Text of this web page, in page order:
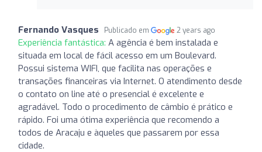
Fernando Vasques Publicado em 2 years ago
Experiência fantástica: A agência é bem instalada e
situada em local de fácil acesso em um Boulevard.
Possui sistema WIFI, que facilita nas operações e
transações financeiras via Internet. O atendimento desde
o contato on line até o presencial é excelente e
agradável. Todo o procedimento de câmbio é prático e
rápido. Foi uma ótima experiência que recomendo a
todos de Aracaju e àqueles que passarem por essa
cidade.